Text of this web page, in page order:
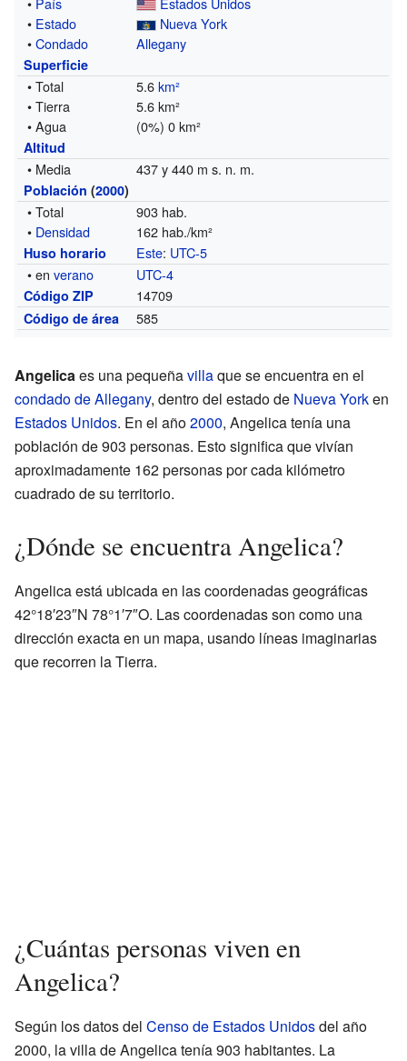
• Estado
Nueva York
•Condado Allegany
Superficie
• Total 5.6km²
• Tierra
5.6 km²
• Agua
(0%) 0 km²
Altitud
• Media 437 y 440 m s. n. m.
Población (2000)
• Total
903 hab.
• Densidad 162 hab./km²
Huso horario Este: UTC-5
• enverano UTC-4
Código ZIP 14709
Código de área 585
Angelicaes una pequeñavillaque se encuentra en el
condado de Allegany, dentro del estado de Nueva Yorken
Estados Unidos. En el año2000, Angelica tenía una
población de 903 personas. Esto significa que vivían
aproximadamente 162 personas por cada kilómetro
cuadrado de su territorio.
¿Dónde se encuentra Angelica?
Angelica está ubicada en las coordenadas geográficas
42°18′23″N 78°1′7″O. Las coordenadas son como una
dirección exacta en un mapa, usando líneas imaginarias
que recorren la Tierra.
¿Cuántas personas viven en
Angelica?
Según los datos del Censo de Estados Unidosdel año
2000, la villa de Angelica tenía 903 habitantes. La